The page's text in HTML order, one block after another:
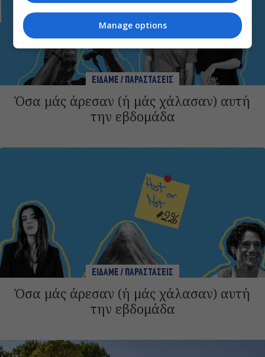
ΕΙΔΑΜΕ / ΠΑΡΑΣΤΑΣΕΙΣ
Όσα μάς άρεσαν (ή μάς χάλασαν) αυτή
την εβδομάδα
ΕΙΔΑΜΕ / ΠΑΡΑΣΤΑΣΕΙΣ
Όσα μάς άρεσαν (ή μάς χάλασαν) αυτή
την εβδομάδα
Manage options